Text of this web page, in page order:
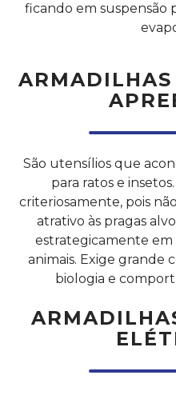
ficando em suspensão
São utensílios que
para ratos e
criteriosamente, pois
atrativo às pragas
estrategicamente em
animais. Exige grande
biologia e